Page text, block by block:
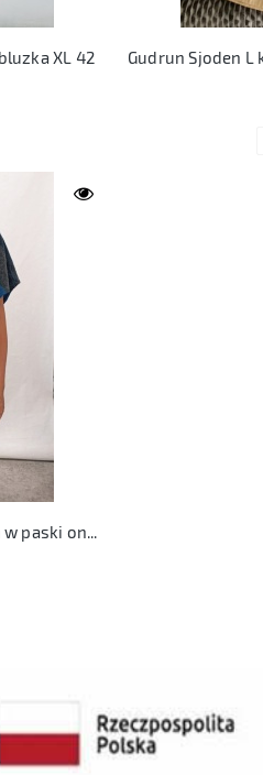
XL 42
Narzutka sweter Gurdun Sjoden w paski onesize wełniana